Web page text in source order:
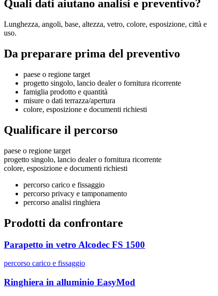
Quali dati aiutano analisi e preventivo?
Lunghezza, angoli, base, altezza, vetro, colore, esposizione, città e
uso.
Da preparare prima del preventivo
paese o regione target
progetto singolo, lancio dealer o fornitura ricorrente
famiglia prodotto e quantità
misure o dati terrazza/apertura
colore, esposizione e documenti richiesti
Qualificare il percorso
paese o regione target
progetto singolo, lancio dealer o fornitura ricorrente
colore, esposizione e documenti richiesti
percorso carico e fissaggio
percorso privacy e tamponamento
percorso analisi ringhiera
Prodotti da confrontare
Parapetto in vetro Alcodec FS 1500
percorso carico e fissaggio
Ringhiera in alluminio EasyMod